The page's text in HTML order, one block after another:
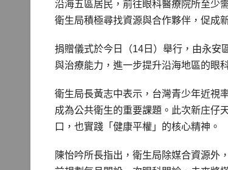
沿海五區居民，前往眼科醫療院所至少
衛生局積極尋找資源與合作夥伴，促成
捐贈儀式於今日（14日）舉行，由永安
與治療能力，進一步提升沿海地區的眼
衛生局長黃志中表示，台灣青少年近視
成為公共衛生的重要課題。此次新庄仔
口，也實踐「健康平權」的核心精神。
陳怡吟所長指出，衛生局除媒合資源外